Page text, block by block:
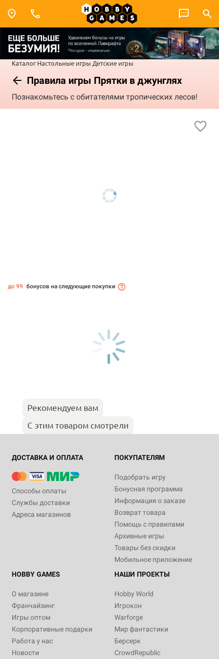
Каталог Настольные игры Детские игры
Правила игры Прятки в джунглях
Познакомьтесь с обитателями тропических лесов!
до 99 бонусов на следующие покупки
Рекомендуем вам
С этим товаром смотрели
ДОСТАВКА И ОПЛАТА
Способы оплаты
Службы доставки
Адреса магазинов
ПОКУПАТЕЛЯМ
Подобрать игру
Бонусная программа
Информация о заказе
Возврат товара
Помощь с правилами
Архивные игры
Товары без скидки
Мобильное приложение
HOBBY GAMES
О магазине
Франчайзинг
Игры оптом
Корпоративные подарки
Работа у нас
Новости
НАШИ ПРОЕКТЫ
Hobby World
Игрокон
Warforge
Мир фантастики
Берсерк
CrowdRepublic